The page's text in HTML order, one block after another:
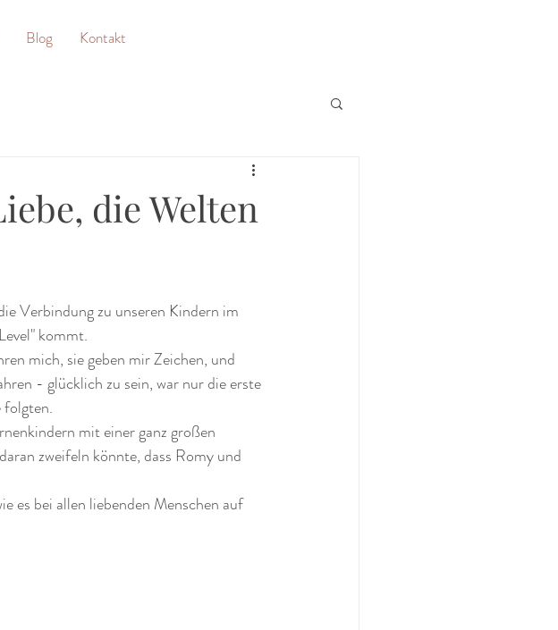
Blog Kontakt
die Welten
Verbindung zu unseren Kindern im
kommt.
mich, sie geben mir Zeichen, und
- glücklich zu sein, war nur die erste
folgten.
mit einer ganz großen
zweifeln könnte, dass Romy und
es bei allen liebenden Menschen auf